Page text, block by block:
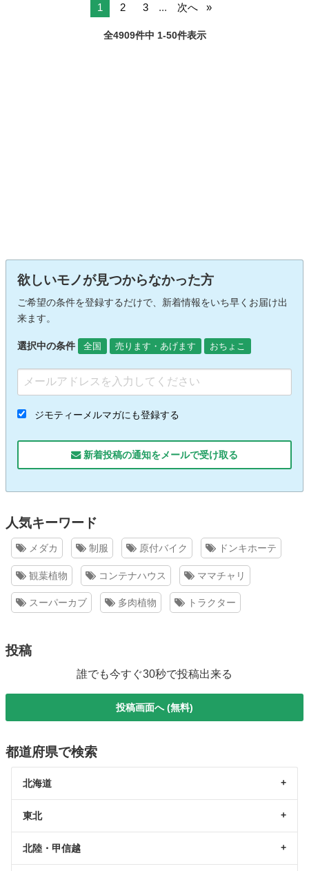
1 2 3 ... 次へ
全4909件中 1-50件表示
欲しいモノが見つからなかった方
ご希望の条件を登録するだけで、新着情報をいち早くお届け出
来ます。
選択中の条件 全国 売ります・あげます おちょこ
ジモティーメルマガにも登録する
新着投稿の通知をメールで受け取る
人気キーワード
メダカ 制服 原付バイク ドンキホーテ
観葉植物 コンテナハウス ママチャリ
スーパーカブ 多肉植物 トラクター
投稿
誰でも今すぐ30秒で投稿出来る
投稿画面へ (無料)
都道府県で検索
北海道
東北
北陸・甲信越